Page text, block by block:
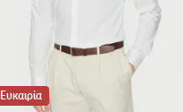
Ευκαιρία